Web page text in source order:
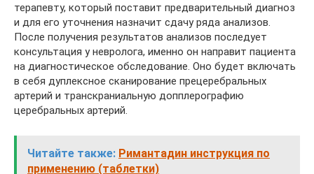
терапевту, который поставит предварительный диагноз
и для его уточнения назначит сдачу ряда анализов.
После получения результатов анализов последует
консультация у невролога, именно он направит пациента
на диагностическое обследование. Оно будет включать
в себя дуплексное сканирование прецеребральных
артерий и транскраниальную допплерографию
церебральных артерий.
Читайте также: Римантадин инструкция по
применению (таблетки)